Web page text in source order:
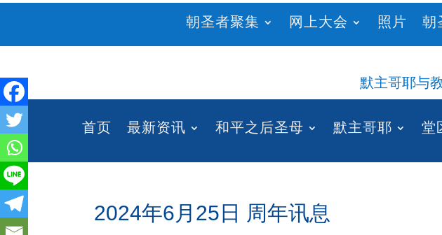
朝圣者聚集 网上大会 照片 朝
默主哥耶与
首页 最新资讯 和平之后圣母 默主哥耶 堂
2024年6月25日 周年讯息